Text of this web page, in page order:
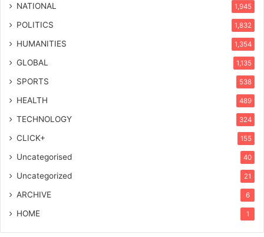
NATIONAL 1,945
POLITICS 1,832
HUMANITIES 1,354
GLOBAL 1,135
SPORTS 538
HEALTH 489
TECHNOLOGY 324
CLICK+ 155
Uncategorised 40
Uncategorized 21
ARCHIVE 6
HOME 1